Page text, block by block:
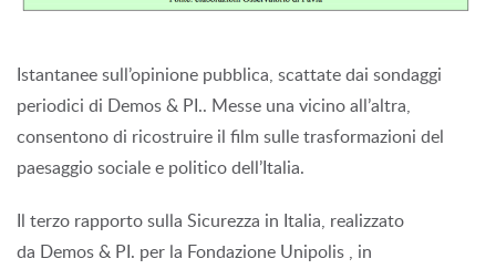
Istantanee sull’opinione pubblica, scattate dai sondaggi
periodici di Demos & PI.. Messe una vicino all’altra,
consentono di ricostruire il film sulle trasformazioni del
paesaggio sociale e politico dell’Italia.
Il terzo rapporto sulla Sicurezza in Italia, realizzato
da Demos & PI. per la Fondazione Unipolis , in